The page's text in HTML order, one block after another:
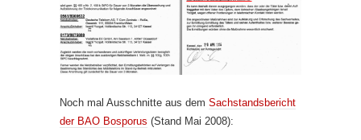
Noch mal Ausschnitte aus dem Sachstandsbericht
der BAO Bosporus (Stand Mai 2008):